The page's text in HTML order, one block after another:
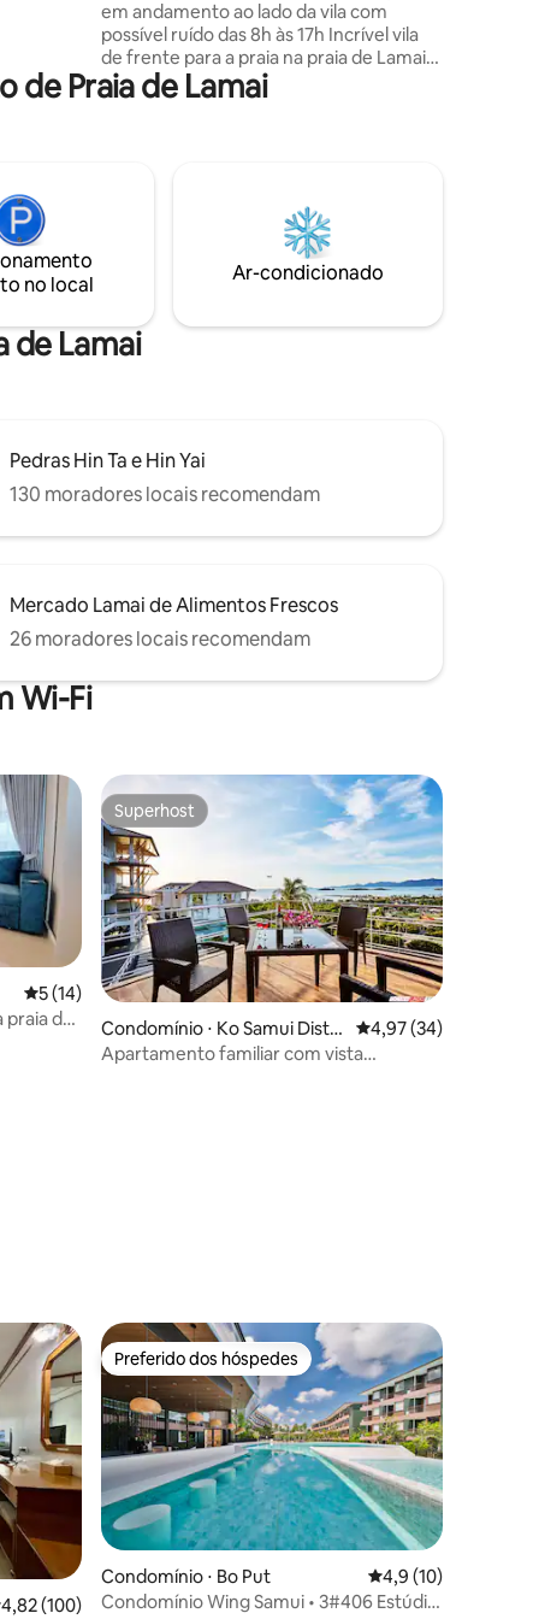
em andamento ao lado da vila com
possível ruído das 8h às 17h Incrível vila
de frente para a praia na praia de Lamai
com 2 suítes e piscina. A Villa Zaza
oferece um espaço privativo
livre com uma mesa de jantar e uma
piscina com vista para o mar. Estaremos
aqui durante toda a sua estadia para
ajudar no que quiser.
de Praia de Lamai
no local
Ar-condicionado
de Lamai
Pedras Hin Ta e Hin Yai
130 moradores locais recomendam
Mercado Lamai de Alimentos Frescos
26 moradores locais recomendam
Wi-Fi
5 de uma avaliação média de 5, 14 avaliações
5 (14)
praia de
Superhost
Superhost
Condomínio ⋅ Ko Samui Distri
ct
4,97 de uma
4,97 (34)
Apartamento familiar com vista
de uma avaliação média de 5, 100 avaliações
4,82 (100)
Preferido dos hóspedes
Preferido dos hóspedes
Condomínio ⋅ Bo Put 4,9 de uma
4,9 (10)
Condomínio Wing Samui • 3#406 Estúdio